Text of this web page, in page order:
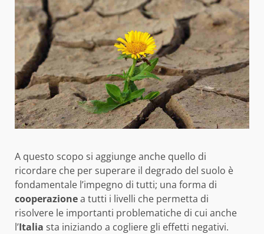
A questo scopo si aggiunge anche quello di
ricordare che per superare il degrado del suolo è
fondamentale l’impegno di tutti; una forma di
cooperazionea tutti i livelli che permetta di
risolvere le importanti problematiche di cui anche
l’Italia sta iniziando a cogliere gli effetti negativi.